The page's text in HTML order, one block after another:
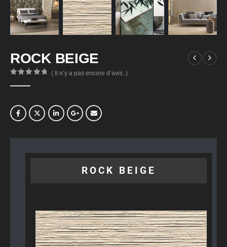
ROCK BEIGE
( Il n’y a pas encore d’avis. )
ROCK BEIGE